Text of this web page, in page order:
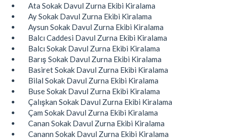
Ata Sokak Davul Zurna Ekibi Kiralama
Ay Sokak Davul Zurna Ekibi Kiralama
Aysun Sokak Davul Zurna Ekibi Kiralama
Balcı Caddesi Davul Zurna Ekibi Kiralama
Balcı Sokak Davul Zurna Ekibi Kiralama
Barış Sokak Davul Zurna Ekibi Kiralama
Basiret Sokak Davul Zurna Ekibi Kiralama
Bilal Sokak Davul Zurna Ekibi Kiralama
Buse Sokak Davul Zurna Ekibi Kiralama
Çalışkan Sokak Davul Zurna Ekibi Kiralama
Çam Sokak Davul Zurna Ekibi Kiralama
Canan Sokak Davul Zurna Ekibi Kiralama
Canann Sokak Davul Zurna Ekibi Kiralama